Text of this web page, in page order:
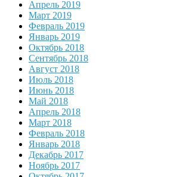
Апрель 2019
Март 2019
Февраль 2019
Январь 2019
Октябрь 2018
Сентябрь 2018
Август 2018
Июль 2018
Июнь 2018
Май 2018
Апрель 2018
Март 2018
Февраль 2018
Январь 2018
Декабрь 2017
Ноябрь 2017